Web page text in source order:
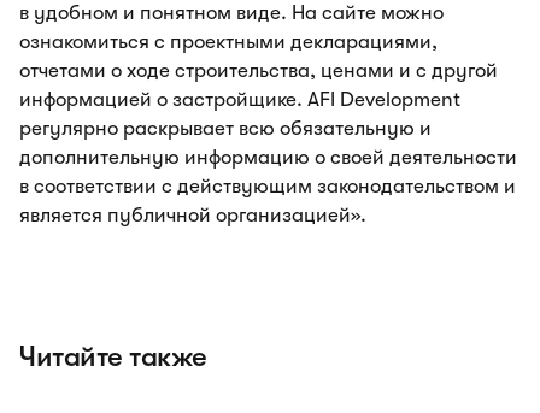
в удобном и понятном виде. На сайте можно
ознакомиться с проектными декларациями,
отчетами о ходе строительства, ценами и с другой
информацией о застройщике. AFI Development
регулярно раскрывает всю обязательную и
дополнительную информацию о своей деятельности
в соответствии с действующим законодательством и
является публичной организацией».
Читайте также